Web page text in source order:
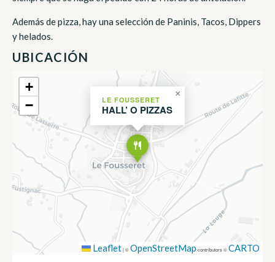
Además de pizza, hay una selección de Paninis, Tacos, Dippers
y helados.
UBICACIÓN
LE FOUSSERET
HALL’ O PIZZAS
×
+
−
Leaflet|©OpenStreetMap contributors ©CARTO